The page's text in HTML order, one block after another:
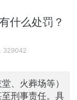
什么处罚？
329042
、火葬场等）
刑事责任。具